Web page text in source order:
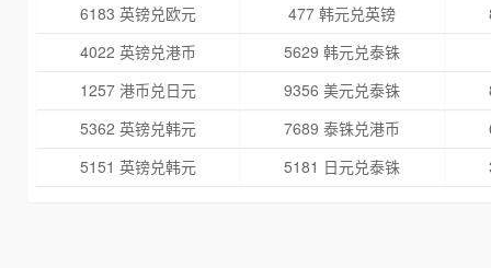
6183 英镑兑欧元 477 韩元兑英镑
4022 英镑兑港币
5629 韩元兑泰铢
1257 港币兑日元
9356 美元兑泰铢
5362 英镑兑韩元
7689 泰铢兑港币
5151 英镑兑韩元
5181 日元兑泰铢